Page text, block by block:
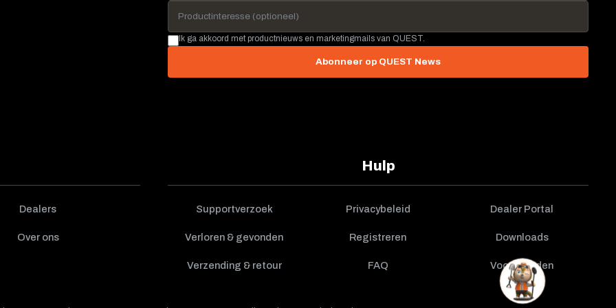
Dealers
Over ons
Hulp
Supportverzoek Privacybeleid Dealer Portal
Verloren & gevonden Registreren Downloads
Verzending & retour FAQ Voorwaarden
Ik ga akkoord met productnieuws en marketingmails van QUEST.
Abonneer op QUEST News